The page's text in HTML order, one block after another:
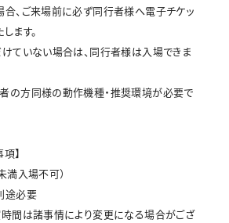
、ご来場前に必ず同行者様へ電子チケッ
ます。
ていない場合は、同行者様は入場できま
の方同様の動作機種・推奨環境が必要で
】
入場不可）
途必要
間は諸事情により変更になる場合がござ